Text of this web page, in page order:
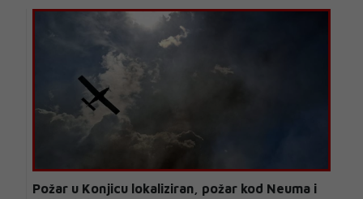
Požar u Konjicu lokaliziran, požar kod Neuma i